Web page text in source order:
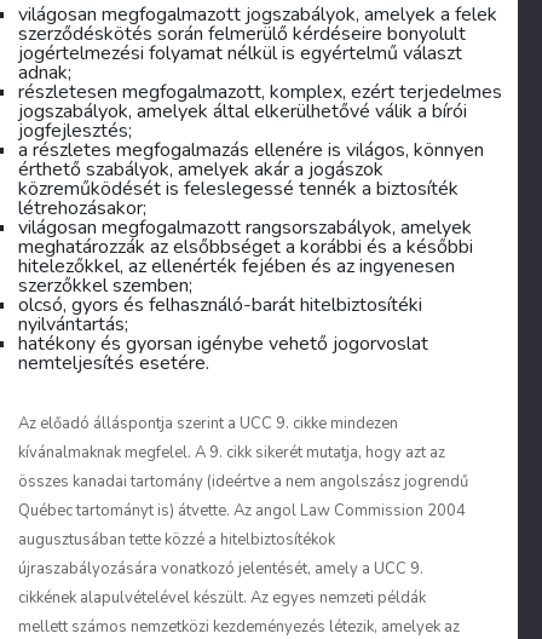
világosan megfogalmazott jogszabályok, amelyek a felek
szerződéskötés során felmerülő kérdéseire bonyolult
jogértelmezési folyamat nélkül is egyértelmű választ
adnak;
részletesen megfogalmazott, komplex, ezért terjedelmes
jogszabályok, amelyek által elkerülhetővé válik a bírói
jogfejlesztés;
a részletes megfogalmazás ellenére is világos, könnyen
érthető szabályok, amelyek akár a jogászok
közreműködését is feleslegessé tennék a biztosíték
létrehozásakor;
világosan megfogalmazott rangsorszabályok, amelyek
meghatározzák az elsőbbséget a korábbi és a későbbi
hitelezőkkel, az ellenérték fejében és az ingyenesen
szerzőkkel szemben;
olcsó, gyors és felhasználó-barát hitelbiztosítéki
nyilvántartás;
hatékony és gyorsan igénybe vehető jogorvoslat
nemteljesítés esetére.
Az előadó álláspontja szerint a UCC 9. cikke mindezen
kívánalmaknak megfelel. A 9. cikk sikerét mutatja, hogy azt az
összes kanadai tartomány (ideértve a nem angolszász jogrendű
Québec tartományt is) átvette. Az angol Law Commission 2004
augusztusában tette közzé a hitelbiztosítékok
újraszabályozására vonatkozó jelentését, amely a UCC 9.
cikkének alapulvételével készült. Az egyes nemzeti példák
mellett számos nemzetközi kezdeményezés létezik, amelyek az